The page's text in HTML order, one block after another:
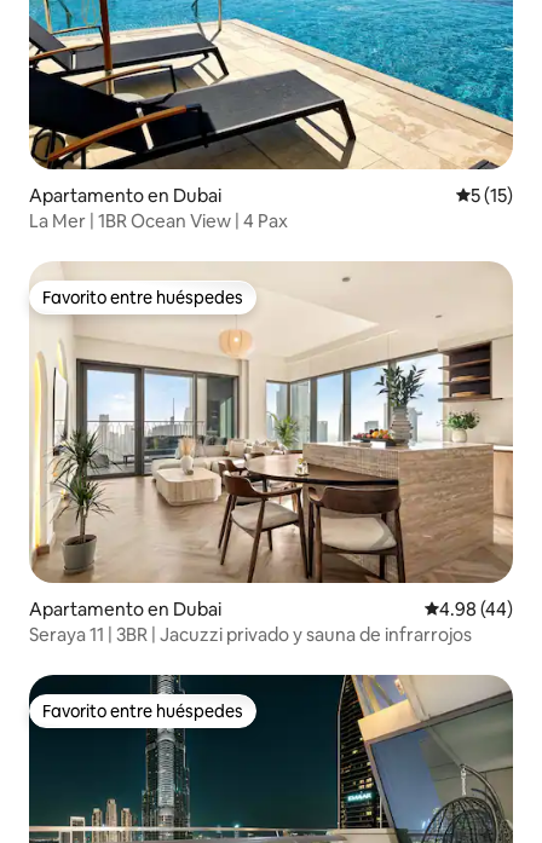
Apartamento en Dubai
5 (15)
La Mer | 1BR Ocean View | 4 Pax
Favorito entre huéspedes
Favorito entre huéspedes
Apartamento en Dubai Calificación
4.98 (44)
Seraya 11 | 3BR | Jacuzzi privado y sauna de infrarrojos
Favorito entre huéspedes
Favorito entre huéspedes